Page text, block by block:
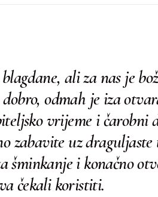
ali za nas je
odmah je iza
vrijeme i čarobni
zabavite uz
šminkanje i konačno
čekali koristiti.